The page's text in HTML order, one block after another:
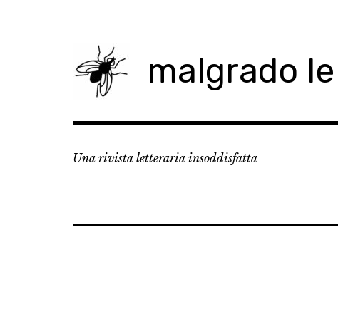
malgrado
Una rivista letteraria insoddisfatta